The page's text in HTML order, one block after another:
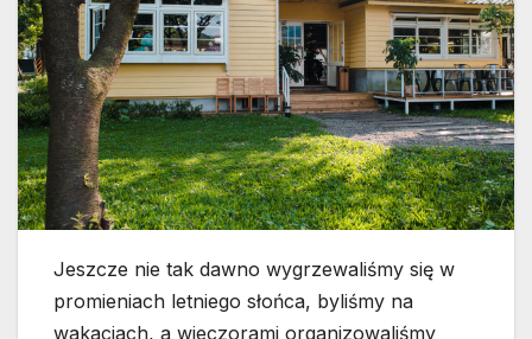
Jeszcze nie tak dawno wygrzewaliśmy się w
promieniach letniego słońca, byliśmy na
wakacjach, a wieczorami organizowaliśmy